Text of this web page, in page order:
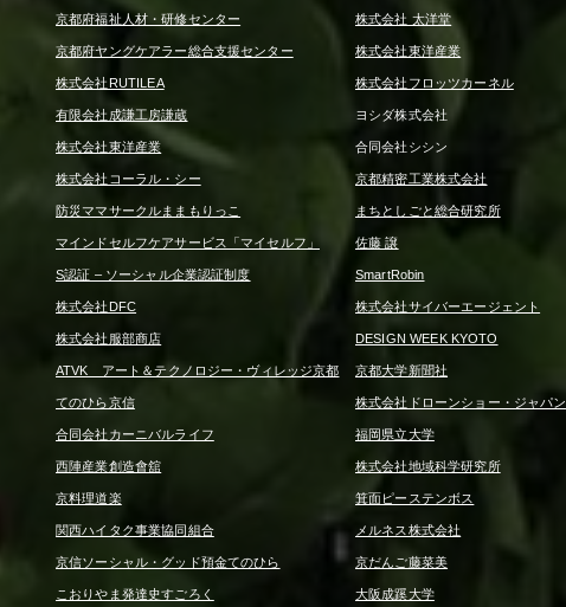
京都府福祉人材・研修センター 株式会社 太洋堂
京都府ヤングケアラー総合支援センター 株式会社東洋産業
株式会社RUTILEA 株式会社フロッツカーネル
有限会社成謙工房謙蔵 ヨシダ株式会社
株式会社東洋産業 合同会社シシン
株式会社コーラル・シー 京都精密工業株式会社
防災ママサークルままもりっこ まちとしごと総合研究所
マインドセルフケアサービス「マイセルフ」 佐藤 譲
S認証 – ソーシャル企業認証制度 SmartRobin
株式会社DFC 株式会社サイバーエージェント
株式会社服部商店 DESIGN WEEK KYOTO
ATVK アート＆テクノロジー・ヴィレッジ京都 京都大学新聞社
てのひら京信 株式会社ドローンショー・ジャパン
合同会社カーニバルライフ 福岡県立大学
西陣産業創造會舘 株式会社地域科学研究所
京料理道楽 箕面ピーステンボス
関西ハイタク事業協同組合 メルネス株式会社
京信ソーシャル・グッド預金てのひら 京だんご藤菜美
こおりやま発達史すごろく 大阪成蹊大学